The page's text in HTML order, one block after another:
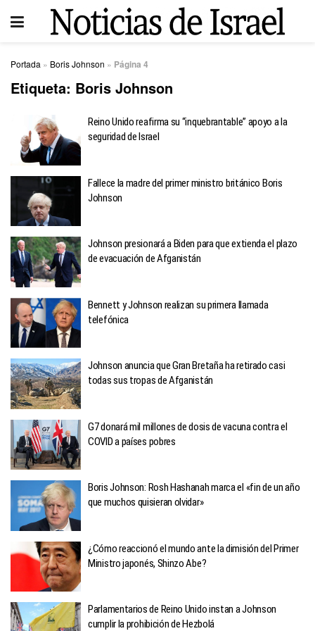
Portada » Boris Johnson » Página 4
Etiqueta: Boris Johnson
Reino Unido reafirma su “inquebrantable” apoyo a la
seguridad de Israel
Fallece la madre del primer ministro británico Boris
Johnson
Johnson presionará a Biden para que extienda el plazo
de evacuación de Afganistán
Bennett y Johnson realizan su primera llamada
telefónica
Johnson anuncia que Gran Bretaña ha retirado casi
todas sus tropas de Afganistán
G7 donará mil millones de dosis de vacuna contra el
COVID a países pobres
Boris Johnson: Rosh Hashanah marca el «fin de un año
que muchos quisieran olvidar»
¿Cómo reaccionó el mundo ante la dimisión del Primer
Ministro japonés, Shinzo Abe?
Parlamentarios de Reino Unido instan a Johnson
cumplir la prohibición de Hezbolá